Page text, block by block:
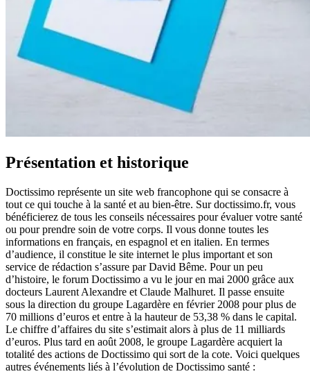
Présentation et historique
Doctissimo représente un site web francophone qui se consacre à
tout ce qui touche à la santé et au bien-être. Sur doctissimo.fr, vous
bénéficierez de tous les conseils nécessaires pour évaluer votre santé
ou pour prendre soin de votre corps. Il vous donne toutes les
informations en français, en espagnol et en italien. En termes
d’audience, il constitue le site internet le plus important et son
service de rédaction s’assure par David Bême. Pour un peu
d’histoire, le forum Doctissimo a vu le jour en mai 2000 grâce aux
docteurs Laurent Alexandre et Claude Malhuret. Il passe ensuite
sous la direction du groupe Lagardère en février 2008 pour plus de
70 millions d’euros et entre à la hauteur de 53,38 % dans le capital.
Le chiffre d’affaires du site s’estimait alors à plus de 11 milliards
d’euros. Plus tard en août 2008, le groupe Lagardère acquiert la
totalité des actions de Doctissimo qui sort de la cote. Voici quelques
autres événements liés à l’évolution de Doctissimo santé :